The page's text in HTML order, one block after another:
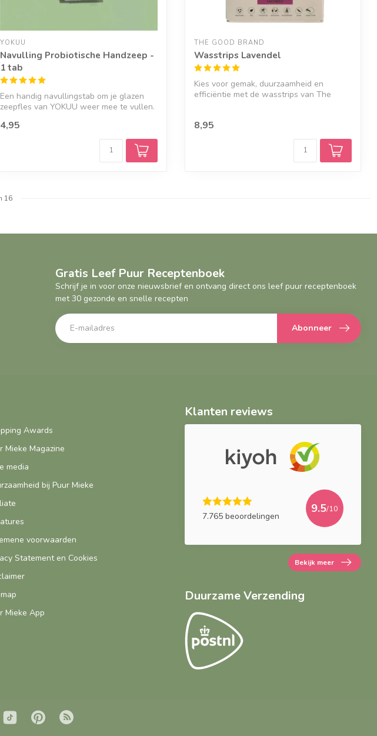
YOKUU
Navulling Probiotische Handzeep -
1 tab
Een handig navullingstab om je glazen
zeepfles van YOKUU weer mee te vullen.
4,95
THE GOOD BRAND
Wasstrips Lavendel
Kies voor gemak, duurzaamheid en
efficiëntie met de wasstrips van The
8,95
16
Gratis Leef Puur Receptenboek
Schrijf je in voor onze nieuwsbrief en ontvang direct ons leef puur receptenboek
met 30 gezonde en snelle recepten
Abonneer
Awards
Mieke Magazine
media
bij Puur Mieke
voorwaarden
Statement en Cookies
Mieke App
Klanten reviews
7.765 beoordelingen
9.5/10
Bekijk meer
Duurzame Verzending